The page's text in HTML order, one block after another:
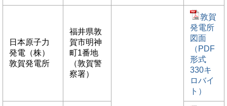
日本原子力
発電（株）
敦賀発電所
福井県敦
賀市明神
町1番地
（敦賀警
察署）
敦賀
発電所
図面
（PDF
形式
330キ
ロバイ
ト）